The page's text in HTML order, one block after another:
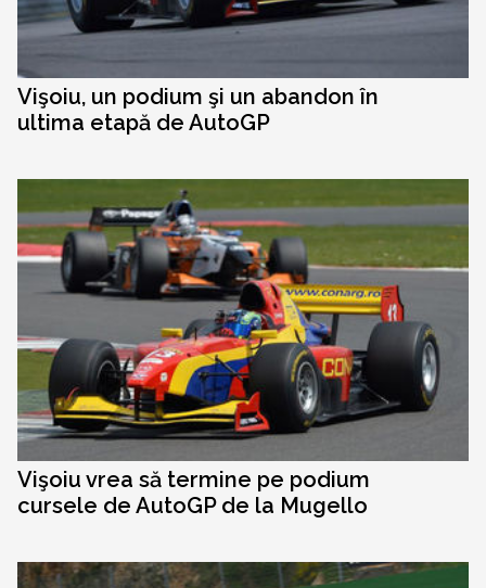
Vişoiu, un podium şi un abandon în
ultima etapă de AutoGP
Vişoiu vrea să termine pe podium
cursele de AutoGP de la Mugello